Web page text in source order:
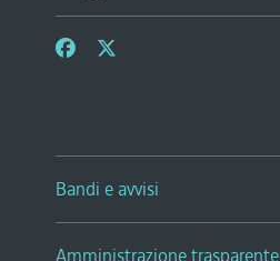
Bandi e avvisi
Amministrazione trasparente